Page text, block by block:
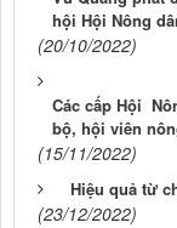
hội Hội Nông
(20/10/2022)
Các cấp Hội
bộ, hội viên
(15/11/2022)
Hiệu quả từ
(23/12/2022)